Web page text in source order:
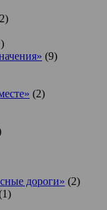
(9)
(2)
дороги» (2)